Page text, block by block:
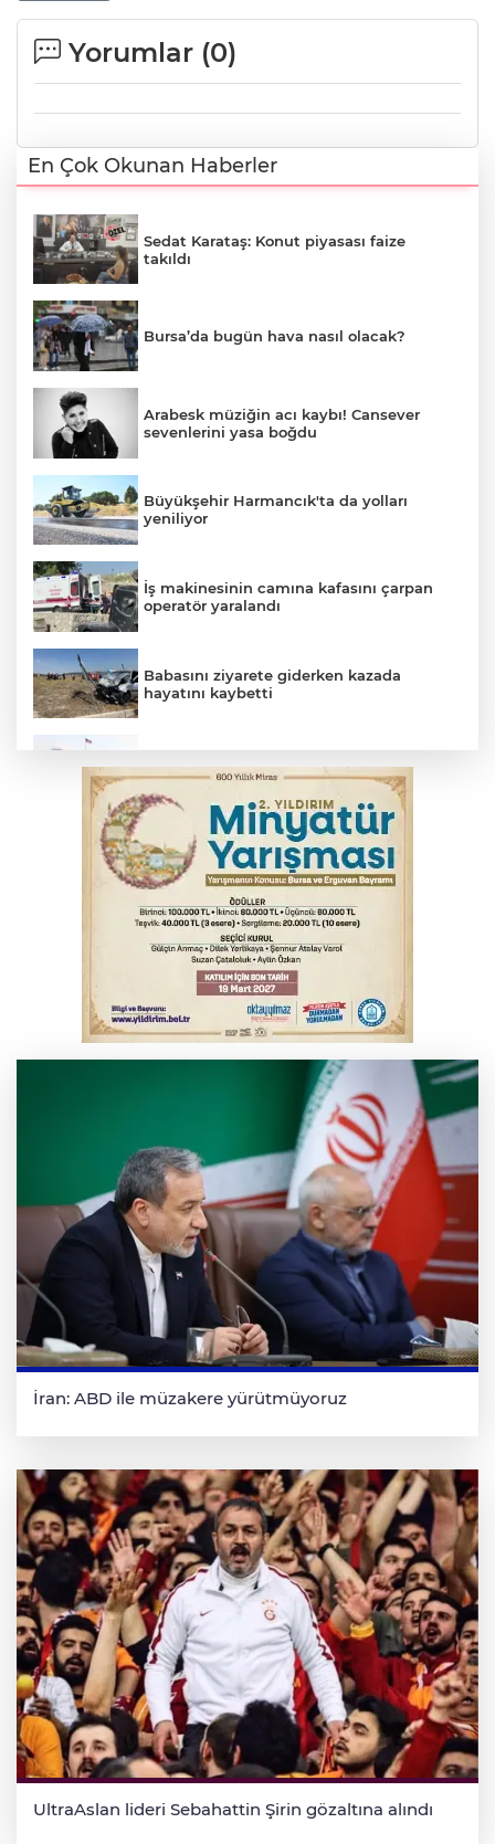
Yorumlar (0)
En Çok Okunan Haberler
Sedat Karataş: Konut piyasası faize
takıldı
Bursa’da bugün hava nasıl olacak?
Arabesk müziğin acı kaybı! Cansever
sevenlerini yasa boğdu
Büyükşehir Harmancık'ta da yolları
yeniliyor
İş makinesinin camına kafasını çarpan
operatör yaralandı
Babasını ziyarete giderken kazada
hayatını kaybetti
savaşı
Bursa'da Mustafa Keser'den müzik ve
kahkaha dolu gece
İnegöl'de orman yangını; Havadan ve
karadan müdahale başlatıldı
Bursa'da korkutan kazada 4 yaralı
İran: ABD ile müzakere yürütmüyoruz
UltraAslan lideri Sebahattin Şirin gözaltına alındı